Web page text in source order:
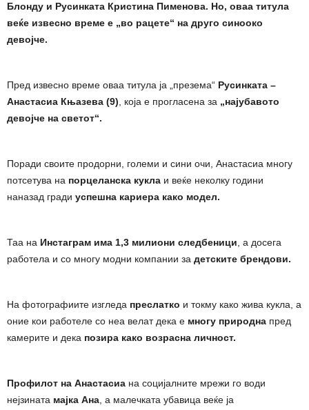
Блонду и Русинката Кристина Пименова. Но, оваа титула
веќе извесно време е „во рацете“ на друго синооко
девојче.
Пред извесно време оваа титула ја „презема“ Русинката –
Анастасиа Књазева (9) , која е прогласена за „најубавото
девојче на светот“.
Поради своите продорни, големи и сини очи, Анастасиа многу
потсетува на порцеланска кукла и веќе неколку години
наназад гради успешна кариера како модел.
Таа на Инстаграм има 1,3 милиони следбеници , а досега
работела и со многу модни компании за детските брендови.
На фотографиите изгледа преслатко и токму како жива кукла, а
оние кои работеле со неа велат дека е многу природна пред
камерите и дека позира како возрасна личност.
Профилот на Анастасиа на социјалните мрежи го води
нејзината мајка Ана , а малечката убавица веќе ја